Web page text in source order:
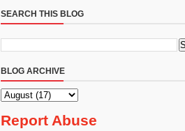
SEARCH THIS BLOG
BLOG ARCHIVE
Report Abuse